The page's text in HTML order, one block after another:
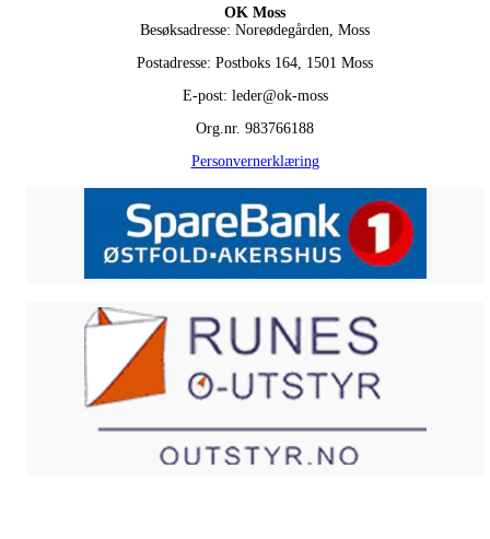
OK Moss
Besøksadresse: Noreødegården, Moss
Postadresse: Postboks 164, 1501 Moss
E-post: leder@ok-moss
Org.nr. 983766188
Personvernerklæring